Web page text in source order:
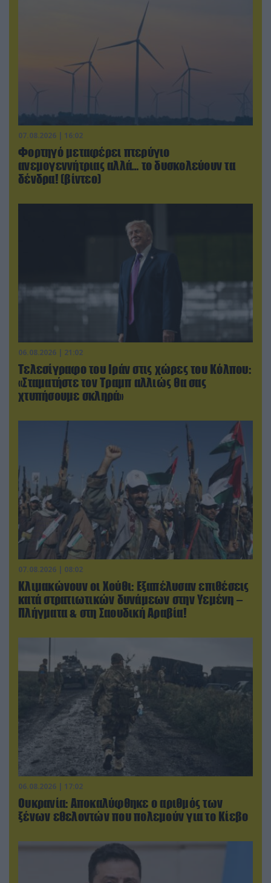
07.08.2026 | 16:02
Φορτηγό μεταφέρει πτερύγιο
ανεμογεννήτριας αλλά… το δυσκολεύουν τα
δένδρα! (βίντεο)
06.08.2026 | 21:02
Τελεσίγραφο του Ιράν στις χώρες του Κόλπου:
«Σταματήστε τον Τραμπ αλλιώς θα σας
χτυπήσουμε σκληρά»
07.08.2026 | 08:02
Κλιμακώνουν οι Χούθι: Eξαπέλυσαν επιθέσεις
κατά στρατιωτικών δυνάμεων στην Υεμένη –
Πλήγματα & στη Σαουδική Αραβία!
06.08.2026 | 17:02
Ουκρανία: Αποκαλύφθηκε ο αριθμός των
ξένων εθελοντών που πολεμούν για το Κίεβο